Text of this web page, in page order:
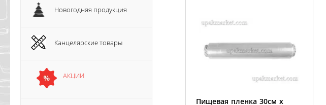
Новогодняя продукция
Канцелярские товары
АКЦИИ
Пищевая пленка 30см х